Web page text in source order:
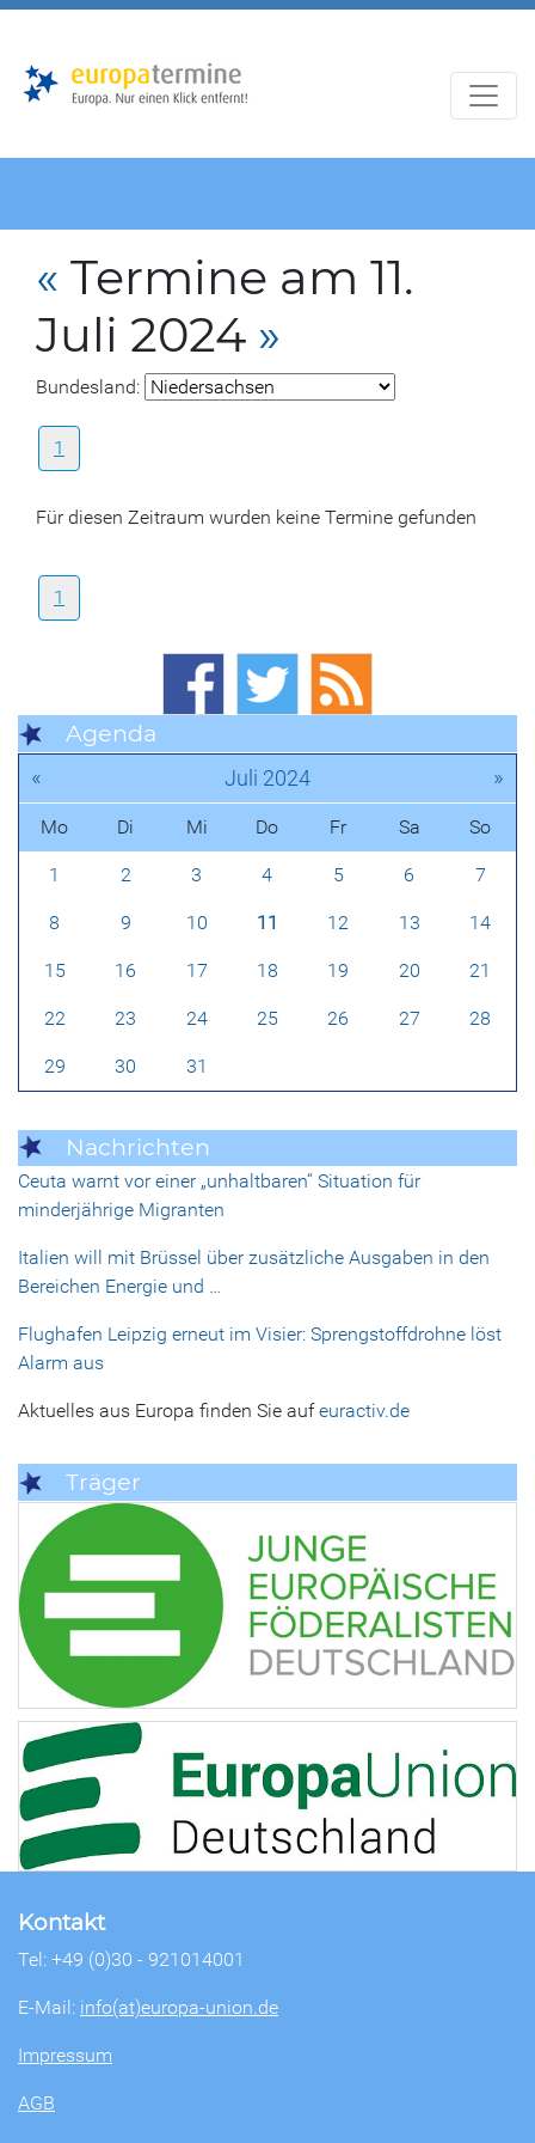
« Termine am 11.
Juli 2024 »
Bundesland:
1
Für diesen Zeitraum wurden keine Termine gefunden
1
Agenda
« Juli 2024 »
Mo Di Mi Do Fr Sa So
1 2 3 4 5 6 7
8 9 10 11 12 13 14
15 16 17 18 19 20 21
22 23 24 25 26 27 28
29 30 31
Nachrichten
Ceuta warnt vor einer „unhaltbaren“ Situation für
minderjährige Migranten
Italien will mit Brüssel über zusätzliche Ausgaben in den
Bereichen Energie und …
Flughafen Leipzig erneut im Visier: Sprengstoffdrohne löst
Alarm aus
Aktuelles aus Europa finden Sie aufeuractiv.de
Träger
Kontakt
Tel: +49 (0)30 - 921014001
E-Mail: info(at)europa-union.de
Impressum
AGB